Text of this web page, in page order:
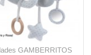
GAMBERRITOS